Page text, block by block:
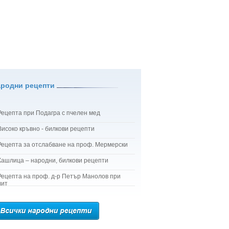
рецепти
при Подагра с пчелен мед
кръвно - билкови рецепти
за отслабване на проф. Мермерски
– народни, билкови рецепти
на проф. д-р Петър Манолов при